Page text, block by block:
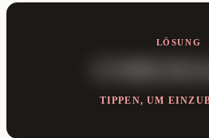
LÖSUNG
TIPPEN, UM